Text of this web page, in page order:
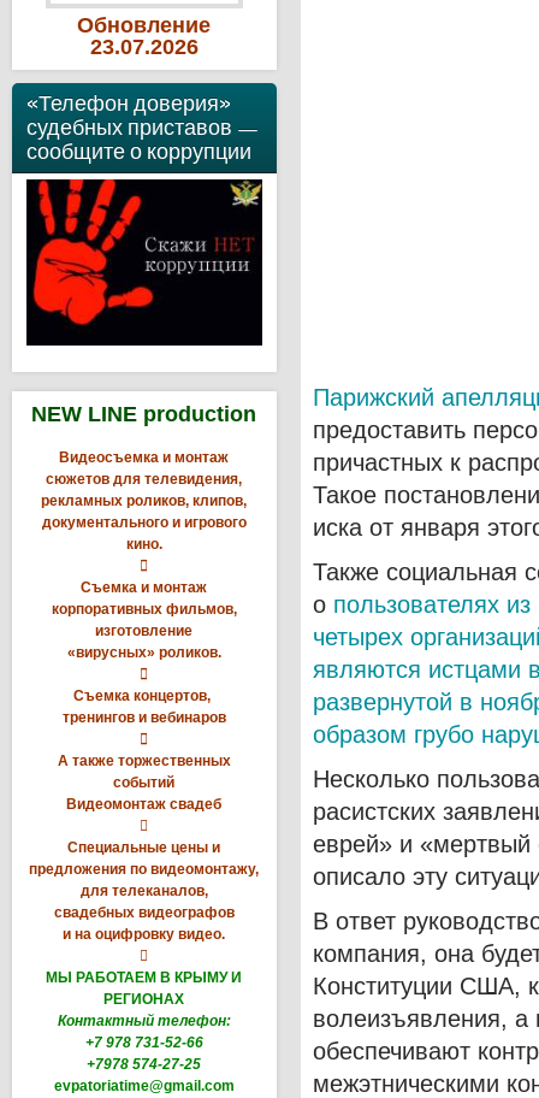
Обновление
23.07.2026
«Телефон доверия»
судебных приставов —
сообщите о коррупции
NEW LINE production
Видеосъемка и монтаж
сюжетов для телевидения,
рекламных роликов, клипов,
документального и игрового
кино.

Съемка и монтаж
корпоративных фильмов,
изготовление
«вирусных» роликов.

Съемка концертов,
тренингов и вебинаров

А также торжественных
событий
Видеомонтаж свадеб

Специальные цены и
предложения по видеомонтажу,
для телеканалов,
свадебных видеографов
и на оцифровку видео.

МЫ РАБОТАЕМ В КРЫМУ И
РЕГИОНАХ
Контактный телефон:
+7 978 731-52-66
+7978 574-27-25
evpatoriatime@gmail.com
Парижский
предоставить
причастных к
Такое
иска от января
Также социальная
о пользователях
четырех
являются истцами
развернутой в
образом грубо
Несколько
расистских
еврей» и «мертвый
описало эту
В ответ
компания, она
Конституции США,
волеизъявления, а
обеспечивают
межэтническими